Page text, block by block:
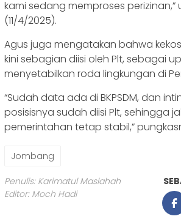
kami sedang memproses perizinan,”
(11/4/2025).
Agus juga mengatakan bahwa
kini sebagian diisi oleh Plt, sebagai
menyetabilkan roda lingkungan di
“Sudah data ada di BKPSDM, dan
posisisnya sudah diisi Plt, sehingga
pemerintahan tetap stabil,”
Jombang
Penulis: Karimatul Maslahah
Editor: Moch Hadi